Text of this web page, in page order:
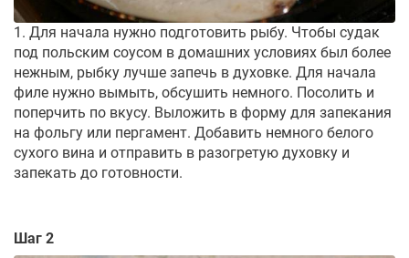
1. Для начала нужно подготовить рыбу. Чтобы судак
под польским соусом в домашних условиях был более
нежным, рыбку лучше запечь в духовке. Для начала
филе нужно вымыть, обсушить немного. Посолить и
поперчить по вкусу. Выложить в форму для запекания
на фольгу или пергамент. Добавить немного белого
сухого вина и отправить в разогретую духовку и
запекать до готовности.
Шаг 2